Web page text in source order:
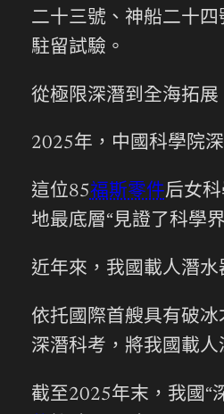
二十三號、神船二十
駐留試驗。
從極限深潛到全海拓
2025年，中國科學院
這位85福斯零件后女
地最底層“見證了科學
近年來，我國載人潛水
依托國際首艘具有破
深潛科考，將我國載人
截至2025年末，我國“